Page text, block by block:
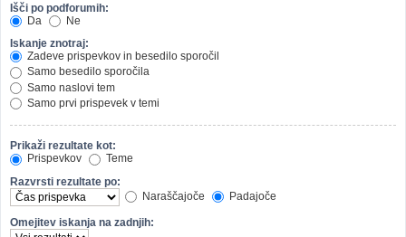
Išči po podforumih:
Da
Ne
Iskanje znotraj:
Zadeve prispevkov in besedilo sporočil
Samo besedilo sporočila
Samo naslovi tem
Samo prvi prispevek v temi
Prikaži rezultate kot:
Prispevkov
Teme
Razvrsti rezultate po:
Naraščajoče
Padajoče
Omejitev iskanja na zadnjih: